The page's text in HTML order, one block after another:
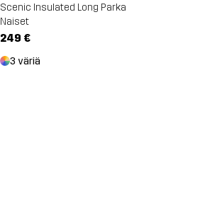
Scenic Insulated Long Parka
Naiset
249 €
3 väriä